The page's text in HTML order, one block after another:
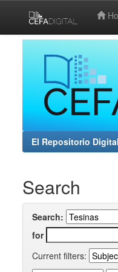
El Repositorio
Search
Search:
for
Current filters: